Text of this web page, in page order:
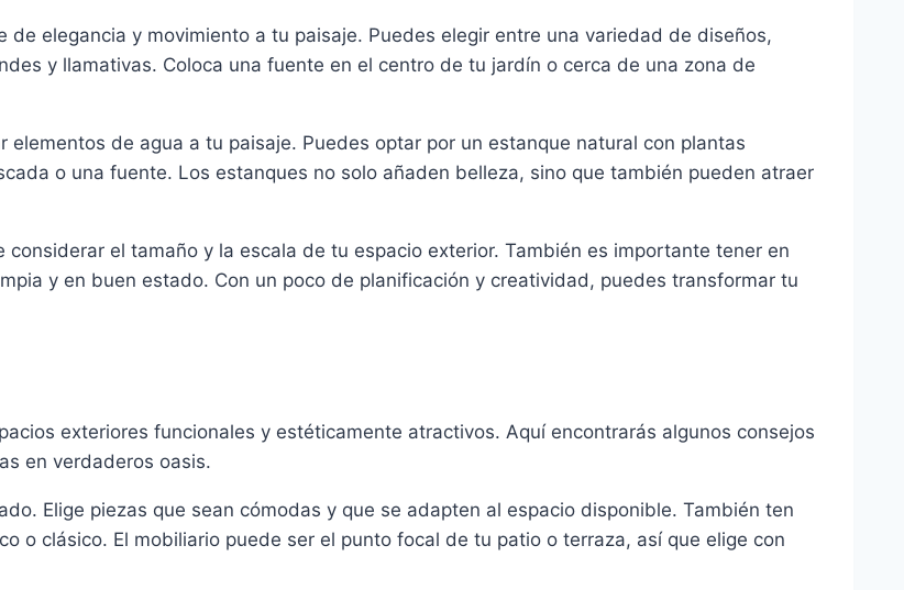
elegancia y movimiento a tu paisaje. Puedes elegir entre una variedad de diseños,
y llamativas. Coloca una fuente en el centro de tu jardín o cerca de una zona de
de agua a tu paisaje. Puedes optar por un estanque natural con plantas
o una fuente. Los estanques no solo añaden belleza, sino que también pueden atraer
el tamaño y la escala de tu espacio exterior. También es importante tener en
y en buen estado. Con un poco de planificación y creatividad, puedes transformar tu
exteriores funcionales y estéticamente atractivos. Aquí encontrarás algunos consejos
en verdaderos oasis.
Elige piezas que sean cómodas y que se adapten al espacio disponible. También ten
o clásico. El mobiliario puede ser el punto focal de tu patio o terraza, así que elige con